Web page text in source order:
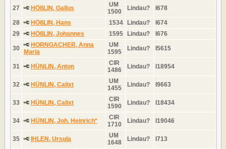
27 HÖßLIN, Gallus
UM
1500
Lindau? I678
28 HÖßLIN, Hans 1534 Lindau?
I674
29
HÖßLIN, Johannes 1595 Lindau? I676
30
HORNGACHER, Anna
Maria
UM
1595
Lindau? I5615
31 HÜNLIN, Anton
CIR
1486
Lindau? I18954
32 HÜNLIN, Calixt
UM
1455
Lindau? I9663
33 HÜNLIN, Calixt
CIR
1590
Lindau? I18434
34 HÜNLIN, Joh. Heinrich*
CIR
1710
Lindau? I19046
35 IHLEN, Ursula
UM
1648
Lindau? I713